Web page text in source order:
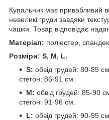
Купальник має привабливий
невеликі груди завдяки
чашки. Товар відповідає
Матеріал: поліестер,
Розміри: S, M, L.
S: обвід грудей: 80-85
стегон: 86-91 см.
М: обвід грудей: 85-90
стегон: 91-96 см.
L: обвід грудей: 90-95